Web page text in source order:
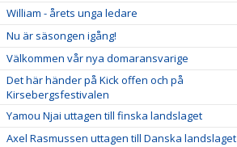
William - årets unga ledare
Nu är säsongen igång!
Välkommen vår nya domaransvarige
Det här händer på Kick offen och på
Kirsebergsfestivalen
Yamou Njai uttagen till finska landslaget
Axel Rasmussen uttagen till Danska landslaget